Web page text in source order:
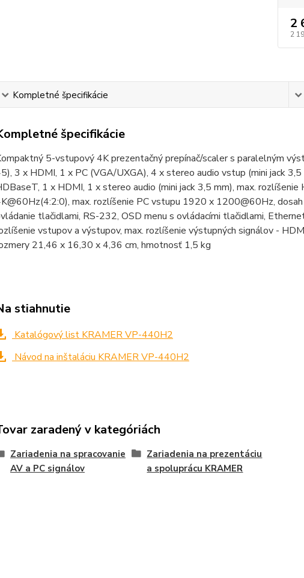
2
2
Kompletné špecifikácie
špecifikácie
5-vstupový 4K prezentačný prepínač/scaler s paralelným
3 x HDMI, 1 x PC (VGA/UXGA), 4 x stereo audio vstup (mini jack
1 x HDMI, 1 x stereo audio (mini jack 3,5 mm), max.
max. rozlíšenie PC vstupu 1920 x 1200@60Hz,
tlačidlami, RS-232, OSD menu s ovládacími tlačidlami,
vstupov a výstupov, max. rozlíšenie výstupných signálov -
21,46 x 16,30 x 4,36 cm, hmotnosť 1,5 kg
stiahnutie
Katalógový list KRAMER VP-440H2
Návod na inštaláciu KRAMER VP-440H2
zaradený v kategóriách
Zariadenia na spracovanie
AV a PC signálov
Zariadenia na prezentáciu
a spoluprácu KRAMER